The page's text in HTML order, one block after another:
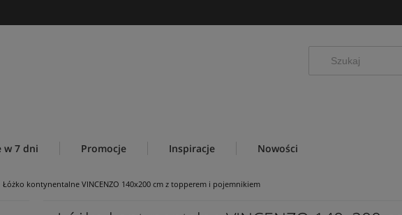
w 7 dni Promocje Inspiracje Nowości
Łóżko kontynentalne VINCENZO 140x200 cm z topperem i pojemnikiem